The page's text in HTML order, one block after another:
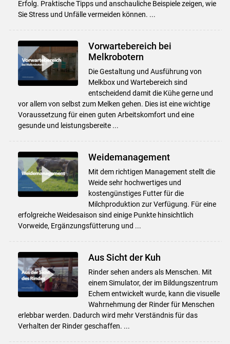
Erfolg. Praktische Tipps und anschauliche Beispiele zeigen, wie
Sie Stress und Unfälle vermeiden können. ...
Vorwartebereich bei
Melkrobotern
Die Gestaltung und Ausführung von
Melkbox und Wartebereich sind
entscheidend damit die Kühe gerne und
vor allem von selbst zum Melken gehen. Dies ist eine wichtige
Voraussetzung für einen guten Arbeitskomfort und eine
gesunde und leistungsbereite ...
Weidemanagement
Mit dem richtigen Management stellt die
Weide sehr hochwertiges und
kostengünstiges Futter für die
Milchproduktion zur Verfügung. Für eine
erfolgreiche Weidesaison sind einige Punkte hinsichtlich
Vorweide, Ergänzungsfütterung und ...
Aus Sicht der Kuh
Rinder sehen anders als Menschen. Mit
einem Simulator, der im Bildungszentrum
Echem entwickelt wurde, kann die visuelle
Wahrnehmung der Rinder für Menschen
erlebbar werden. Dadurch wird mehr Verständnis für das
Verhalten der Rinder geschaffen. ...